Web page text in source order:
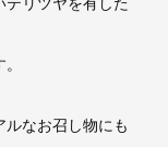
テリツヤを有した
なお召し物にも